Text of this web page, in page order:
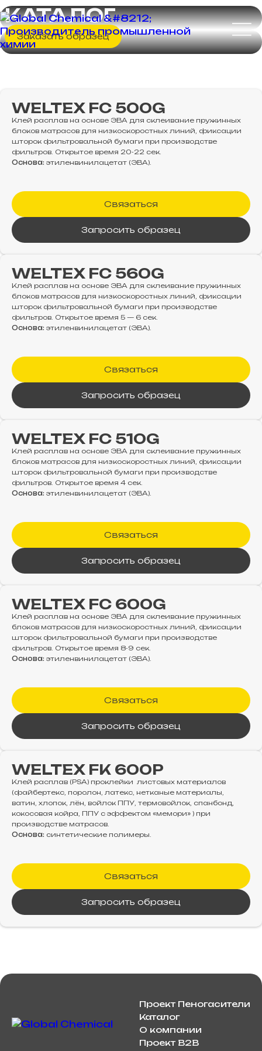
КАТАЛОГ
Заказать образец
WELTEX FC 500G
Клей расплав на основе ЭВА для cклеивание пружинных
блоков матрасов для низкоскоростных линий, фиксации
шторок фильтровальной бумаги при производстве
фильтров. Открытое время 20-22 сек.
Основа: этиленвинилацетат (ЭВА).
Запросить образец
Связаться
WELTEX FC 560G
Клей расплав на основе ЭВА для cклеивание пружинных
блоков матрасов для низкоскоростных линий, фиксации
шторок фильтровальной бумаги при производстве
фильтров. Открытое время 5 — 6 сек.
Основа: этиленвинилацетат (ЭВА).
Запросить образец
Связаться
WELTEX FC 510G
Клей расплав на основе ЭВА для cклеивание пружинных
блоков матрасов для низкоскоростных линий, фиксации
шторок фильтровальной бумаги при производстве
фильтров. Открытое время 4 сек.
Основа: этиленвинилацетат (ЭВА).
Запросить образец
Связаться
WELTEX FC 600G
Клей расплав на основе ЭВА для cклеивание пружинных
блоков матрасов для низкоскоростных линий, фиксации
шторок фильтровальной бумаги при производстве
фильтров. Открытое время 8-9 сек.
Основа: этиленвинилацетат (ЭВА).
Запросить образец
Связаться
WELTEX FK 600P
Клей расплав (PSA) проклейки листовых материалов
(файбертекс, поролон, латекс, нетканые материалы,
ватин, хлопок, лён, войлок ППУ, термовойлок, спанбонд,
кокосовая койра, ППУ с эффектом «мемори» ) при
производстве матрасов.
Основа: синтетические полимеры.
Запросить образец
Связаться
Проект Пеногасители
Каталог
О компании
Проект B2B